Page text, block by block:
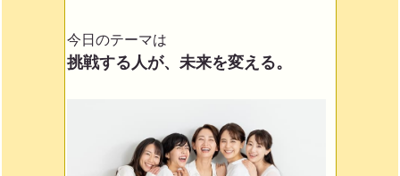
今日のテーマは
挑戦する人が、未来を変える。